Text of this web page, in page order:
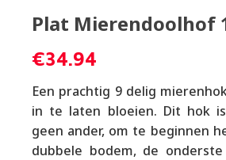
Plat Mierendoolhof
€34.94
Een prachtig 9 delig
in te laten bloeien. Dit hok
geen ander, om te beginnen
dubbele bodem, de